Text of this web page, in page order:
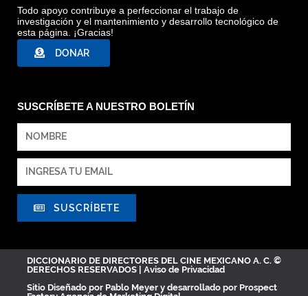
Todo apoyo contribuye a perfeccionar el trabajo de
investigación y el mantenimiento y desarrollo tecnológico de
esta página. ¡Gracias!
DONAR
SUSCRÍBETE A NUESTRO BOLETÍN
SUSCRÍBETE
DICCIONARIO DE DIRECTORES DEL CINE MEXICANO A. C. ©
DERECHOS RESERVADOS | Aviso de Privacidad
Sitio Diseñado por Pablo Meyer y desarrollado por Prospect